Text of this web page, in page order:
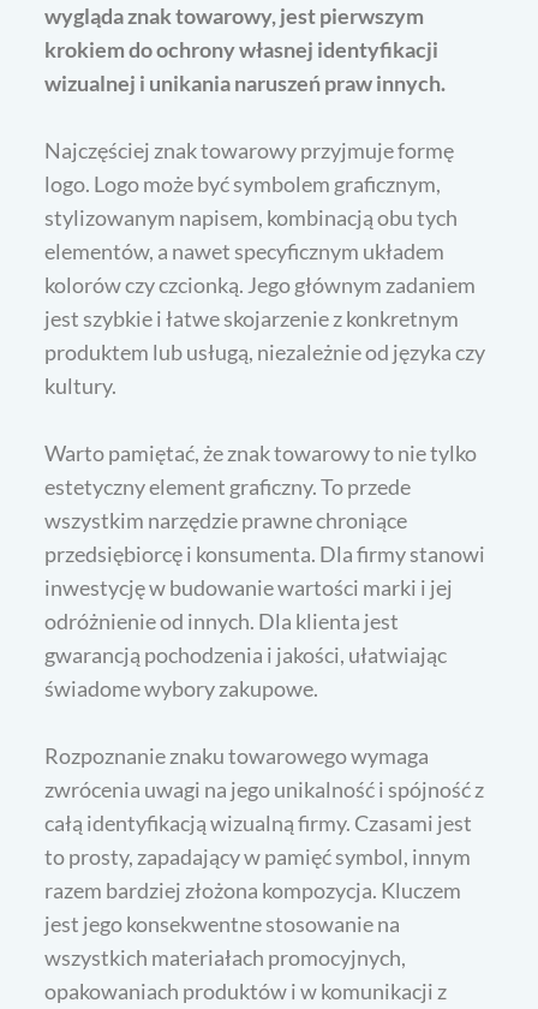
wygląda znak towarowy, jest pierwszym
krokiem do ochrony własnej identyfikacji
wizualnej i unikania naruszeń praw innych.
Najczęściej znak towarowy przyjmuje formę
logo. Logo może być symbolem graficznym,
stylizowanym napisem, kombinacją obu tych
elementów, a nawet specyficznym układem
kolorów czy czcionką. Jego głównym zadaniem
jest szybkie i łatwe skojarzenie z konkretnym
produktem lub usługą, niezależnie od języka czy
kultury.
Warto pamiętać, że znak towarowy to nie tylko
estetyczny element graficzny. To przede
wszystkim narzędzie prawne chroniące
przedsiębiorcę i konsumenta. Dla firmy stanowi
inwestycję w budowanie wartości marki i jej
odróżnienie od innych. Dla klienta jest
gwarancją pochodzenia i jakości, ułatwiając
świadome wybory zakupowe.
Rozpoznanie znaku towarowego wymaga
zwrócenia uwagi na jego unikalność i spójność z
całą identyfikacją wizualną firmy. Czasami jest
to prosty, zapadający w pamięć symbol, innym
razem bardziej złożona kompozycja. Kluczem
jest jego konsekwentne stosowanie na
wszystkich materiałach promocyjnych,
opakowaniach produktów i w komunikacji z